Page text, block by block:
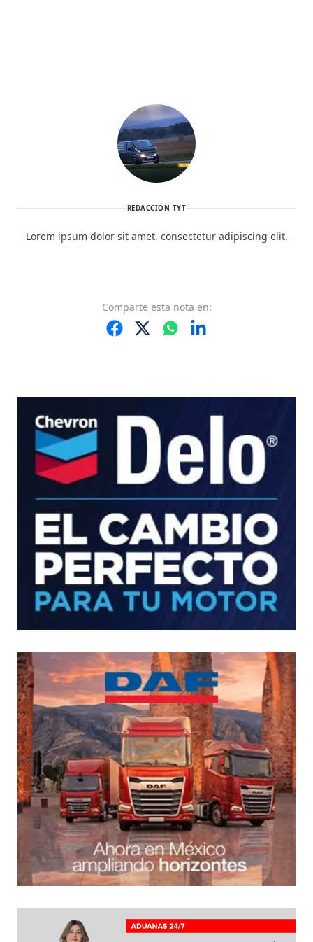
REDACCIÓN TYT
Lorem ipsum dolor sit amet, consectetur adipiscing elit.
Comparte esta nota en: